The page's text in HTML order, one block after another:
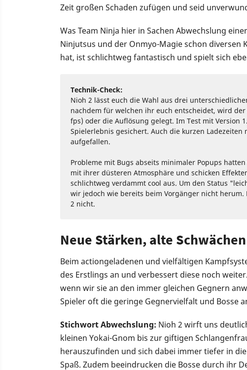
Zeit großen Schaden zufügen und seid
Was Team Ninja hier in Sachen Abwechslung
Ninjutsus und der Onmyo-Magie schon
hat, ist schlichtweg fantastisch und spielt sich
Technik-Check:
Nioh 2 lässt euch die Wahl aus drei
nachdem für welchen ihr euch entscheidet, wird
fps) oder die Auflösung gelegt. Im Test mit Version
Spielerlebnis gesichert. Auch die kurzen
aufgefallen.
Probleme mit Bugs abseits minimaler Popups
mit ihrer düsteren Atmosphäre und schicken
schlichtweg verdammt cool aus. Um den Status
wir jedoch wie bereits beim Vorgänger nicht herum.
2 nicht.
Neue Stärken, alte Schwächen
Beim actiongeladenen und vielfältigen
des Erstlings an und verbessert diese noch
wenn wir sie an den immer gleichen Gegnern
Spieler oft die geringe Gegnervielfalt und Bosse
Stichwort Abwechslung: Nioh 2 wirft uns
kleinen Yokai-Gnom bis zur giftigen
herauszufinden und sich dabei immer tiefer in
Spaß. Zudem beeindrucken die Bosse durch ihr